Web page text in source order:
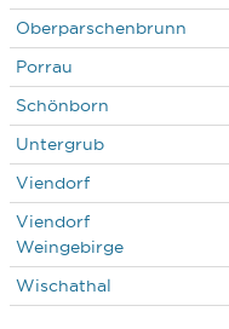
Oberparschenbrunn
Porrau
Schönborn
Untergrub
Viendorf
Viendorf
Weingebirge
Wischathal